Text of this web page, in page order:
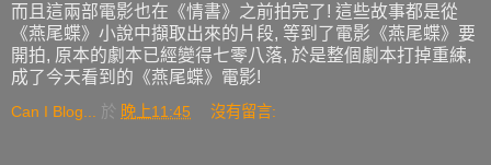
而且這兩部電影也在《情書》之前拍完了! 這些故事都是從
《燕尾蝶》小說中擷取出來的片段, 等到了電影《燕尾蝶》要
開拍, 原本的劇本已經變得七零八落, 於是整個劇本打掉重練,
成了今天看到的《燕尾蝶》電影!
Can I Blog... 於 晚上11:45 沒有留言: